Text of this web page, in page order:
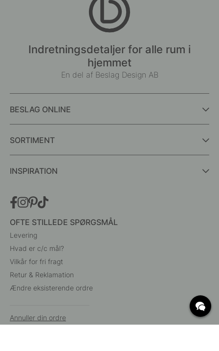
Indretningsdetaljer for alle rum i
hjemmet
En del af Beslag Design AB
BESLAG ONLINE
SORTIMENT
INSPIRATION
OFTE STILLEDE SPØRGSMÅL
Levering
Hvad er c/c mål?
Vilkår for fri fragt
Retur & Reklamation
Ændre eksisterende ordre
Annuller din ordre